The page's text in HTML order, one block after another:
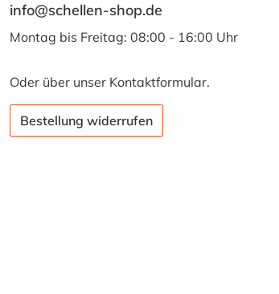
info@schellen-shop.de
Montag bis Freitag: 08:00 - 16:00 Uhr
Oder über unser Kontaktformular.
Bestellung widerrufen